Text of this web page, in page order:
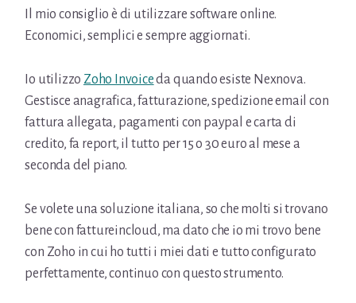
Il mio consiglio è di utilizzare software online.
Economici, semplici e sempre aggiornati.
Io utilizzo Zoho Invoiceda quando esiste Nexnova.
Gestisce anagrafica, fatturazione, spedizione email con
fattura allegata, pagamenti con paypal e carta di
credito, fa report, il tutto per 15 o 30 euro al mese a
seconda del piano.
Se volete una soluzione italiana, so che molti si trovano
bene con fattureincloud, ma dato che io mi trovo bene
con Zoho in cui ho tutti i miei dati e tutto configurato
perfettamente, continuo con questo strumento.